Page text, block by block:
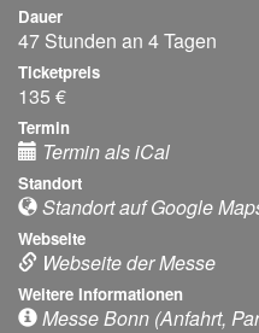
Dauer
47 Stunden an 4 Tagen
Ticketpreis
135 €
Termin
Termin als iCal
Standort
Standort auf Google
Webseite
Webseite der Messe
Weitere Informationen
Messe Bonn (Anfahrt,